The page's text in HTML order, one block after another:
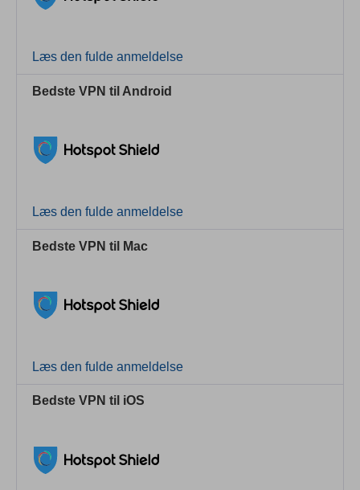
Læs den fulde anmeldelse
Bedste VPN til Android
Læs den fulde anmeldelse
Bedste VPN til Mac
Læs den fulde anmeldelse
Bedste VPN til iOS